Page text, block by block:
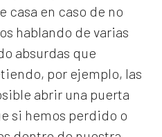
casa en caso de no
hablando de varias
absurdas que
por ejemplo, las
abrir una puerta
si hemos perdido o